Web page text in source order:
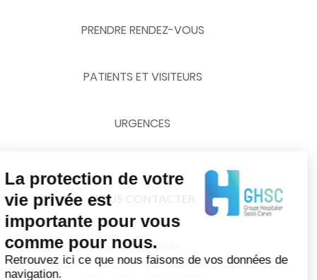
PRENDRE RENDEZ-VOUS
PATIENTS ET VISITEURS
URGENCES
NOUS CONTACTER
03 20 62 70 00
La protection de votre
vie privée est
importante pour vous
comme pour nous.
Retrouvez ici ce que nous faisons de vos données de
navigation.